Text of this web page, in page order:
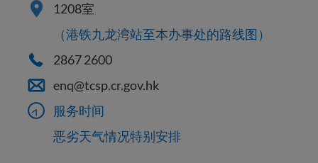
1208室
（港铁九龙湾站至本办事处的路线图）
2867 2600
enq@tcsp.cr.gov.hk
服务时间
恶劣天气情况特别安排